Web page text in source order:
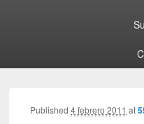
Published4 febrero 2011 at